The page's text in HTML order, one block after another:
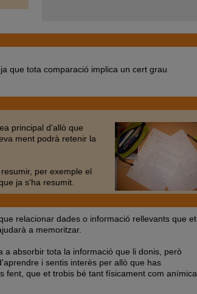
que tota comparació implica un cert grau
principal d'allò que
ment podrà retenir la
per exemple el
ja s'ha resumit.
relacionar dades o informació rellevants que et
a memoritzar.
absorbir tota la informació que li donis, però
i sentis interès per allò que has
fent, que et trobis bé tant físicament com anímica